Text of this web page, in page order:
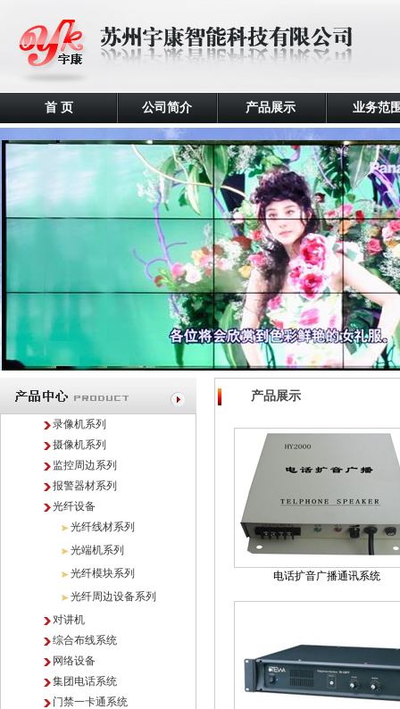
首 页 公司简介 产品展示 业务范
录像机系列
摄像机系列
监控周边系列
报警器材系列
光纤设备
光纤线材系列
光端机系列
光纤模块系列
光纤周边设备系列
对讲机
综合布线系统
网络设备
集团电话系统
门禁一卡通系统
产品展示
电话扩音广播通讯系统